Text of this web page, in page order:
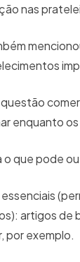
nas
questão
enquanto
o que pode
artigos de
por exemplo.